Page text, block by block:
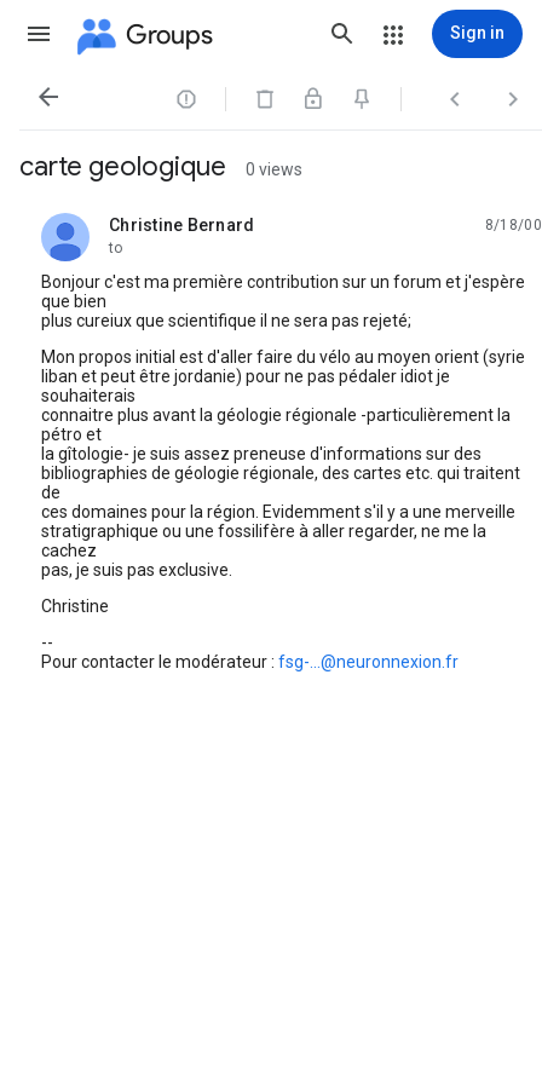
Groups Sign in
   
carte geologique 0 views
Christine Bernard
unread,
8/18/00
to
Bonjour c'est ma première contribution sur un forum et j'espère
que bien
plus cureiux que scientifique il ne sera pas rejeté;
Mon propos initial est d'aller faire du vélo au moyen orient (syrie
liban et peut être jordanie) pour ne pas pédaler idiot je
souhaiterais
connaitre plus avant la géologie régionale -particulièrement la
pétro et
la gîtologie- je suis assez preneuse d'informations sur des
bibliographies de géologie régionale, des cartes etc. qui traitent
de
ces domaines pour la région. Evidemment s'il y a une merveille
stratigraphique ou une fossilifère à aller regarder, ne me la
cachez
pas, je suis pas exclusive.
Christine
--
Pour contacter le modérateur : fsg-...@neuronnexion.fr